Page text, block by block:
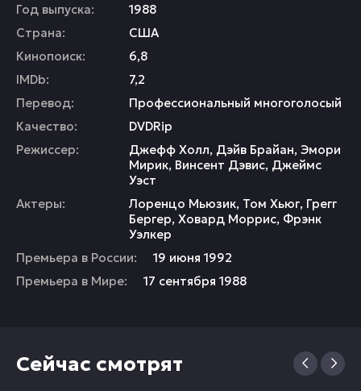
Год выпуска:
1988
Страна:
США
Кинопоиск:
6,8
IMDb:
7,2
Перевод:
Профессиональный многоголосый
Качество:
DVDRip
Режиссер:
Джефф Холл, Дэйв Брайан, Эмори
Мирик, Винсент Дэвис, Джеймс
Уэст
Актеры:
Лоренцо Мьюзик, Том Хьюг, Грегг
Бергер, Ховард Моррис, Фрэнк
Уэлкер
Премьера в России:
19 июня 1992
Премьера в Мире:
17 сентября 1988
Сейчас смотрят